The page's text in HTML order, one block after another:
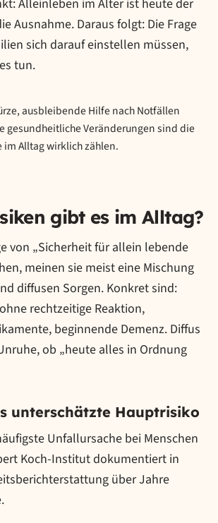
Alleinleben im Alter ist heute der
Ausnahme. Daraus folgt: Die Frage
sich darauf einstellen müssen,
tun.
ausbleibende Hilfe nach Notfällen
gesundheitliche Veränderungen sind die
im Alltag wirklich zählen.
gibt es im Alltag?
von „Sicherheit für allein lebende
meinen sie meist eine Mischung
diffusen Sorgen. Konkret sind:
rechtzeitige Reaktion,
beginnende Demenz. Diffus
ob „heute alles in Ordnung
unterschätzte Hauptrisiko
Unfallursache bei Menschen
Koch-Institut dokumentiert in
über Jahre